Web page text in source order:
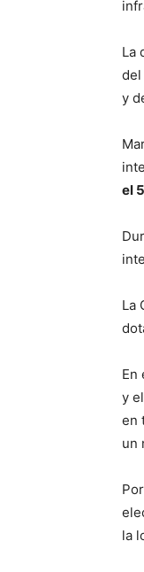
La
del
y
el
La
En
y
en
un
la